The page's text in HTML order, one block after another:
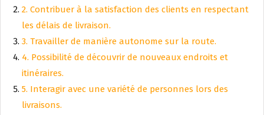
2. Contribuer à la satisfaction des clients en respectant
les délais de livraison.
3. Travailler de manière autonome sur la route.
4. Possibilité de découvrir de nouveaux endroits et
itinéraires.
5. Interagir avec une variété de personnes lors des
livraisons.